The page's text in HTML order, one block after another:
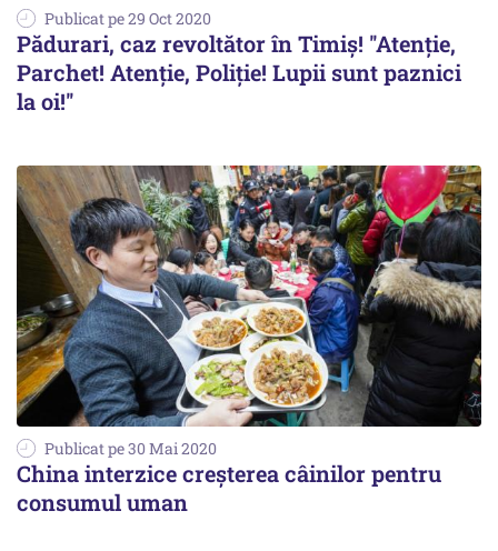
Publicat pe 29 Oct 2020
Pădurari, caz revoltător în Timiș! ''Atenție,
Parchet! Atenție, Poliție! Lupii sunt paznici
la oi!''
Publicat pe 30 Mai 2020
China interzice creșterea câinilor pentru
consumul uman